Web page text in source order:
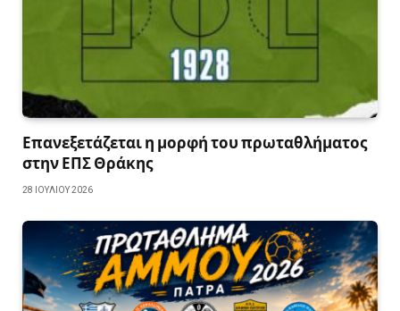
Επανεξετάζεται η μορφή του πρωταθλήματος
στην ΕΠΣ Θράκης
28 ΙΟΥΛΊΟΥ 2026